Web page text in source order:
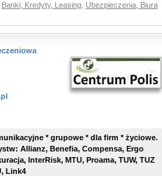
Banki, Kredyty, Leasing Ubezpieczenia, Biura
* grupowe * dla firm * życiowe.
Allianz, Benefia, Compensa, Ergo
InterRisk, MTU, Proama, TUW, TUZ
Link4